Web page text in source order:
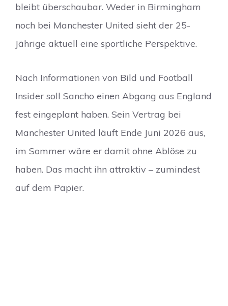
bleibt überschaubar. Weder in Birmingham
noch bei Manchester United sieht der 25-
Jährige aktuell eine sportliche Perspektive.
Nach Informationen von Bild und Football
Insider soll Sancho einen Abgang aus England
fest eingeplant haben. Sein Vertrag bei
Manchester United läuft Ende Juni 2026 aus,
im Sommer wäre er damit ohne Ablöse zu
haben. Das macht ihn attraktiv – zumindest
auf dem Papier.